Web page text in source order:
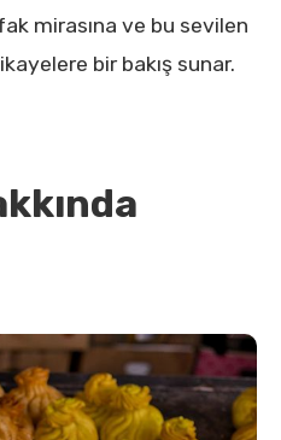
mirasına ve bu sevilen
bir bakış sunar.